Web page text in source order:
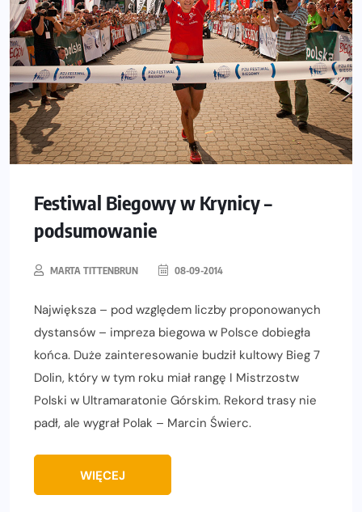
Festiwal Biegowy w Krynicy –
podsumowanie
MARTA TITTENBRUN 08-09-2014
Największa – pod względem liczby proponowanych
dystansów – impreza biegowa w Polsce dobiegła
końca. Duże zainteresowanie budził kultowy Bieg 7
Dolin, który w tym roku miał rangę I Mistrzostw
Polski w Ultramaratonie Górskim. Rekord trasy nie
padł, ale wygrał Polak – Marcin Świerc.
WIĘCEJ